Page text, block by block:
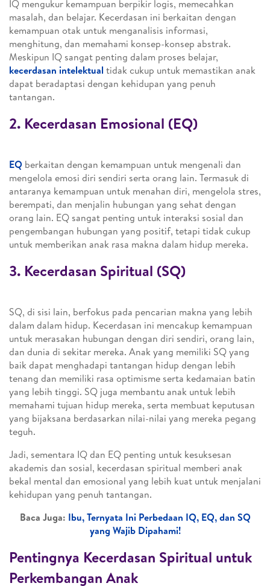
IQ mengukur kemampuan berpikir logis, memecahkan
masalah, dan belajar. Kecerdasan ini berkaitan dengan
kemampuan otak untuk menganalisis informasi,
menghitung, dan memahami konsep-konsep abstrak.
Meskipun IQ sangat penting dalam proses belajar,
kecerdasan intelektual tidak cukup untuk memastikan anak
dapat beradaptasi dengan kehidupan yang penuh
tantangan.
2. Kecerdasan Emosional (EQ)
EQ berkaitan dengan kemampuan untuk mengenali dan
mengelola emosi diri sendiri serta orang lain. Termasuk di
antaranya kemampuan untuk menahan diri, mengelola stres,
berempati, dan menjalin hubungan yang sehat dengan
orang lain. EQ sangat penting untuk interaksi sosial dan
pengembangan hubungan yang positif, tetapi tidak cukup
untuk memberikan anak rasa makna dalam hidup mereka.
3. Kecerdasan Spiritual (SQ)
SQ, di sisi lain, berfokus pada pencarian makna yang lebih
dalam dalam hidup. Kecerdasan ini mencakup kemampuan
untuk merasakan hubungan dengan diri sendiri, orang lain,
dan dunia di sekitar mereka. Anak yang memiliki SQ yang
baik dapat menghadapi tantangan hidup dengan lebih
tenang dan memiliki rasa optimisme serta kedamaian batin
yang lebih tinggi. SQ juga membantu anak untuk lebih
memahami tujuan hidup mereka, serta membuat keputusan
yang bijaksana berdasarkan nilai-nilai yang mereka pegang
teguh.
Jadi, sementara IQ dan EQ penting untuk kesuksesan
akademis dan sosial, kecerdasan spiritual memberi anak
bekal mental dan emosional yang lebih kuat untuk menjalani
kehidupan yang penuh tantangan.
Baca Juga: Ibu, Ternyata Ini Perbedaan IQ, EQ, dan SQ
yang Wajib Dipahami!
Pentingnya Kecerdasan Spiritual untuk
Perkembangan Anak